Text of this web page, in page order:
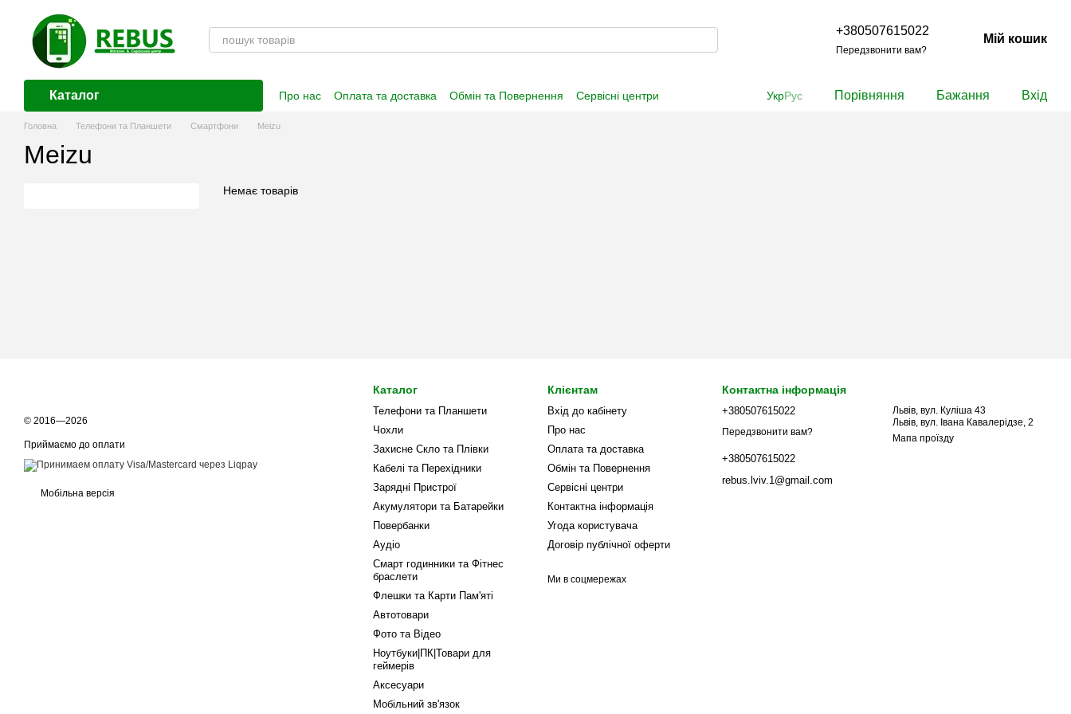
Перейти до основного контенту
+380507615022
Передзвонити вам?
Мій кошик
Каталог Про нас Оплата та доставка Обмін та Повернення
Сервісні центри
УкрРус Порівняння Бажання Вхід
Головна Телефони та Планшети Смартфони Meizu
Meizu
Немає товарів
© 2016—2026
Приймаємо до оплати
Мобільна версія
Каталог
Телефони та Планшети
Чохли
Захисне Скло та Плівки
Кабелі та Перехідники
Зарядні Пристрої
Акумулятори та Батарейки
Повербанки
Аудіо
Смарт годинники та Фітнес
браслети
Флешки та Карти Пам'яті
Автотовари
Фото та Відео
Ноутбуки|ПК|Товари для
геймерів
Аксесуари
Мобільний зв'язок
Клієнтам
Вхід до кабінету
Про нас
Оплата та доставка
Обмін та Повернення
Сервісні центри
Контактна інформація
Угода користувача
Договір публічної оферти
Ми в соцмережах
Контактна інформація
+380507615022
Передзвонити вам?
+380507615022
rebus.lviv.1@gmail.com
Львів, вул. Куліша 43
Львів, вул. Івана Кавалерідзе, 2
Мапа проїзду